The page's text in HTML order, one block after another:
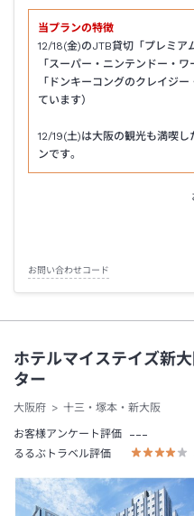
当プランの特徴
12/18(金)のJTB貸切「プレミア
「スーパー・ニンテンドー・
「ドンキーコングのクレイジ
ています）
12/19(土)は大阪の観光も満喫
ンです。
お問い合わせコード
ホテルマイステイズ新
ター
大阪府 十三・塚本・新大阪
お客様アンケート評価 ---
るるぶトラベル評価